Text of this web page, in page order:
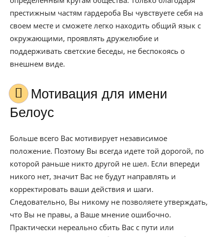
престижным частям гардероба Вы чувствуете себя на
своем месте и сможете легко находить общий язык с
окружающими, проявлять дружелюбие и
поддерживать светские беседы, не беспокоясь о
внешнем виде.
Мотивация для имени
Белоус
Больше всего Вас мотивирует независимое
положение. Поэтому Вы всегда идете той дорогой, по
которой раньше никто другой не шел. Если впереди
никого нет, значит Вас не будут направлять и
корректировать ваши действия и шаги.
Следовательно, Вы никому не позволяете утверждать,
что Вы не правы, а Ваше мнение ошибочно.
Практически нереально сбить Вас с пути или